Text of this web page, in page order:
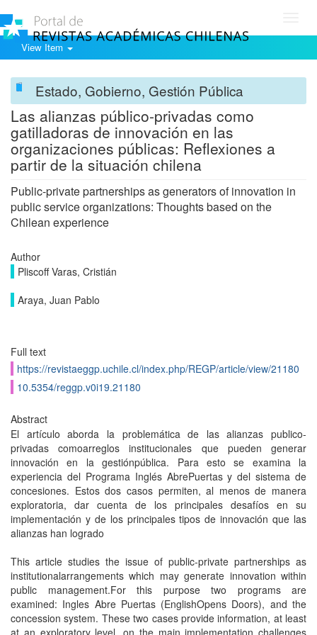
View Item
Estado, Gobierno, Gestión Pública
Las alianzas público-privadas como
gatilladoras de innovación en las
organizaciones públicas: Reflexiones a
partir de la situación chilena
Public-private partnerships as generators of innovation in
public service organizations: Thoughts based on the
Chilean experience
Author
Pliscoff Varas, Cristián
Araya, Juan Pablo
Full text
https://revistaeggp.uchile.cl/index.php/REGP/article/view/21180
10.5354/reggp.v0i19.21180
Abstract
El artículo aborda la problemática de las alianzas publico-
privadas comoarreglos institucionales que pueden generar
innovación en la gestiónpública. Para esto se examina la
experiencia del Programa Inglés AbrePuertas y del sistema de
concesiones. Estos dos casos permiten, al menos de manera
exploratoria, dar cuenta de los principales desafíos en su
implementación y de los principales tipos de innovación que las
alianzas han logrado
This article studies the issue of public-private partnerships as
institutionalarrangements which may generate innovation within
public management.For this purpose two programs are
examined: Ingles Abre Puertas (EnglishOpens Doors), and the
concession system. These two cases provide information, at least
at an exploratory level, on the main implementation challenges